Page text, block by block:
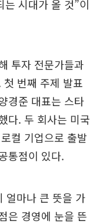
는 시대가 올 것”이
투자 전문가들과
번째 주제 발표
경준 대표는 스타
다. 두 회사는 미국
컬 기업으로 출발
통점이 있다.
얼마나 큰 뜻을 가
은 경영에 눈을 뜬